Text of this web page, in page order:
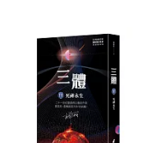
Neo講師(2)
Raymond Tsai(2)
明白文化(3)
柏樂出版有限公司